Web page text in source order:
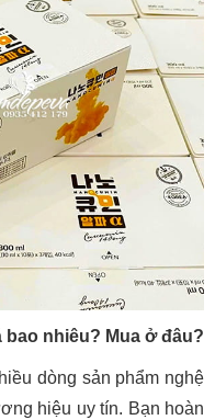
nhiêu? Mua ở đâu?
dòng sản phẩm nghệ
hiệu uy tín. Bạn hoàn